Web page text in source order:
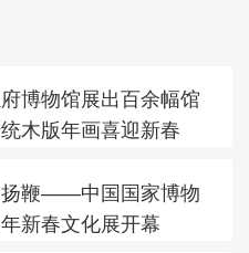
博物馆展出百余幅馆
木版年画喜迎新春
扬鞭——中国国家博物
新春文化展开幕